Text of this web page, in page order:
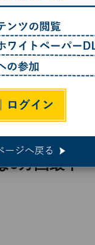
6カ国最下